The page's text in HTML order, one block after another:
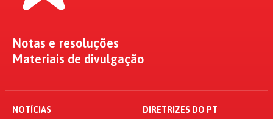
Notas e resoluções
Materiais de divulgação
NOTÍCIAS DIRETRIZES DO PT